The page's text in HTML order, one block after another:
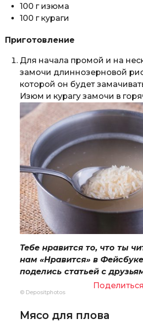
100 г изюма
100 г кураги
Приготовление
Для начала промой и на
замочи длиннозерновой
которой он будет
Изюм и курагу замочи в
Тебе нравится то, что ты
нам «Нравится» в
поделись статьей с
Поделиться
© Depositphotos
Мясо для плова